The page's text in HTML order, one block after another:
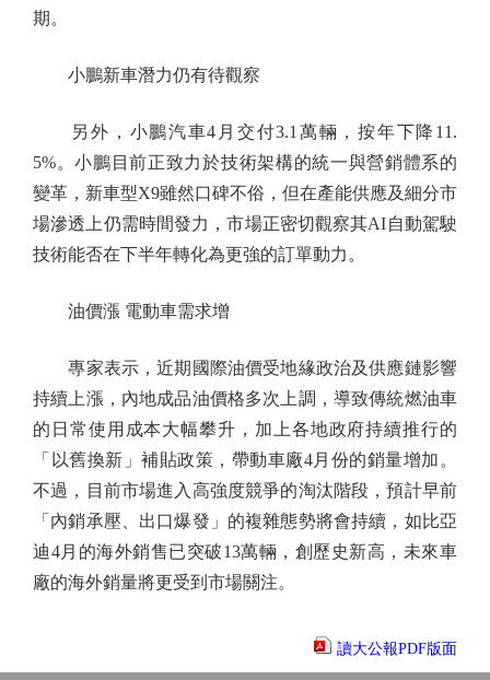
期。
小鵬新車潛力仍有待觀察
另外，小鵬汽車4月交付3.1萬輛，按年下降11.
5%。小鵬目前正致力於技術架構的統一與營銷體系的
變革，新車型X9雖然口碑不俗，但在產能供應及細分市
場滲透上仍需時間發力，市場正密切觀察其AI自動駕駛
技術能否在下半年轉化為更強的訂單動力。
油價漲 電動車需求增
專家表示，近期國際油價受地緣政治及供應鏈影響
持續上漲，內地成品油價格多次上調，導致傳統燃油車
的日常使用成本大幅攀升，加上各地政府持續推行的
「以舊換新」補貼政策，帶動車廠4月份的銷量增加。
不過，目前市場進入高強度競爭的淘汰階段，預計早前
「內銷承壓、出口爆發」的複雜態勢將會持續，如比亞
迪4月的海外銷售已突破13萬輛，創歷史新高，未來車
廠的海外銷量將更受到市場關注。
讀大公報PDF版面